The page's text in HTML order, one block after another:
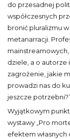
do przesadnej
współczesnych
bronić pluralizmu
metanarracji.
dziele, a o autorze
zagrożenie, jakie
prowadzi nas do
jeszcze
Wyjątkowym
wystawy „Pro
efektem